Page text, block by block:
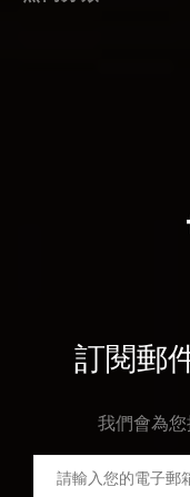
訂閱郵
我們會為